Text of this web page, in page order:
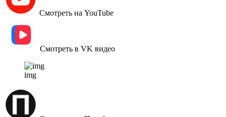
Смотреть на YouTube
Смотреть в VK видео
img